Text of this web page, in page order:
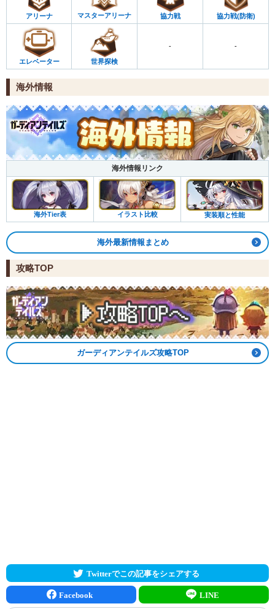
アリーナ マスターアリーナ 協力戦 協力戦(防衛)
エレベーター 世界探検
- -
海外情報
海外情報リンク
海外Tier表 イラスト比較 実装順と性能
海外最新情報まとめ
攻略TOP
ガーディアンテイルズ攻略TOP
Twitterでこの記事をシェアする
Facebook LINE